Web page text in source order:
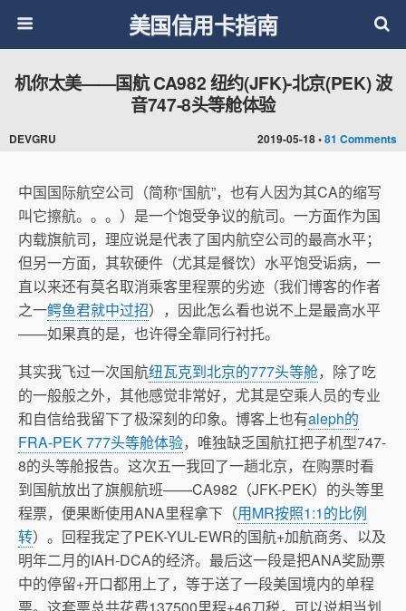
美国信用卡指南
2019-05-18 •81 Comments
机你太美——国航 CA982 纽约(JFK)-北京(PEK) 波
音747-8头等舱体验
DEVGRU
中国国际航空公司（简称“国航”，也有人因为其CA的缩写
叫它擦航。。。）是一个饱受争议的航司。一方面作为国
内载旗航司，理应说是代表了国内航空公司的最高水平；
但另一方面，其软硬件（尤其是餐饮）水平饱受诟病，一
直以来还有莫名取消乘客里程票的劣迹（我们博客的作者
之一鳄鱼君就中过招），因此怎么看也说不上是最高水平
——如果真的是，也许得全靠同行衬托。
其实我飞过一次国航纽瓦克到北京的777头等舱，除了吃
的一般般之外，其他感觉非常好，尤其是空乘人员的专业
和自信给我留下了极深刻的印象。博客上也有aleph的
FRA-PEK 777头等舱体验，唯独缺乏国航扛把子机型747-
8的头等舱报告。这次五一我回了一趟北京，在购票时看
到国航放出了旗舰航班——CA982（JFK-PEK）的头等里
程票，便果断使用ANA里程拿下（用MR按照1:1的比例
转）。回程我定了PEK-YUL-EWR的国航+加航商务、以及
明年二月的IAH-DCA的经济。最后这一段是把ANA奖励票
中的停留+开口都用上了，等于送了一段美国境内的单程